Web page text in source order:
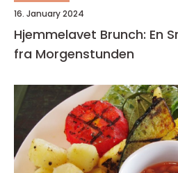
16. January 2024
Hjemmelavet Brunch: En
fra Morgenstunden